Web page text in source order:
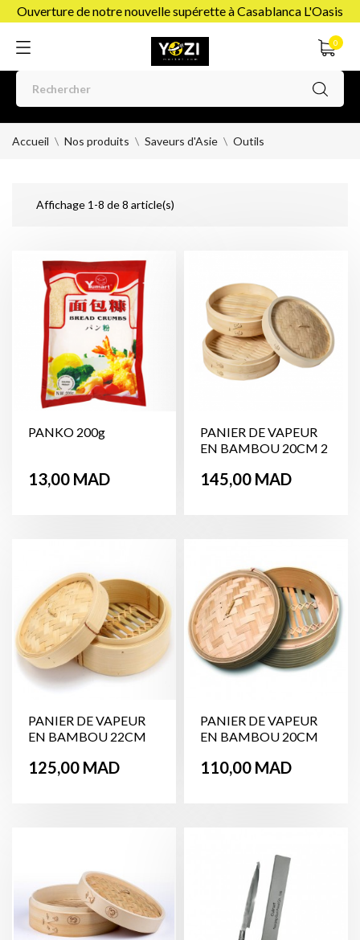
Ouverture de notre nouvelle supérette à Casablanca L'Oasis
0
Accueil Nos produits Saveurs d'Asie Outils
Affichage 1-8 de 8 article(s)
PANKO 200g
Prix
13,00 MAD
PANIER DE VAPEUR
EN BAMBOU 20CM 2
Prix
145,00 MAD
PANIER DE VAPEUR
EN BAMBOU 22CM
Prix
125,00 MAD
PANIER DE VAPEUR
EN BAMBOU 20CM
Prix
110,00 MAD